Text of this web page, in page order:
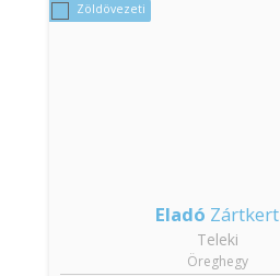
Zöldövezeti
Eladó Zártkert
Teleki
Öreghegy